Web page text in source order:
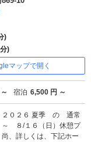
)
)
マップで開く
宿泊 6,500 円 ～
０２６ 夏季 の 通常
８/１６（日）休憩プ
、詳しくは、下記ホー